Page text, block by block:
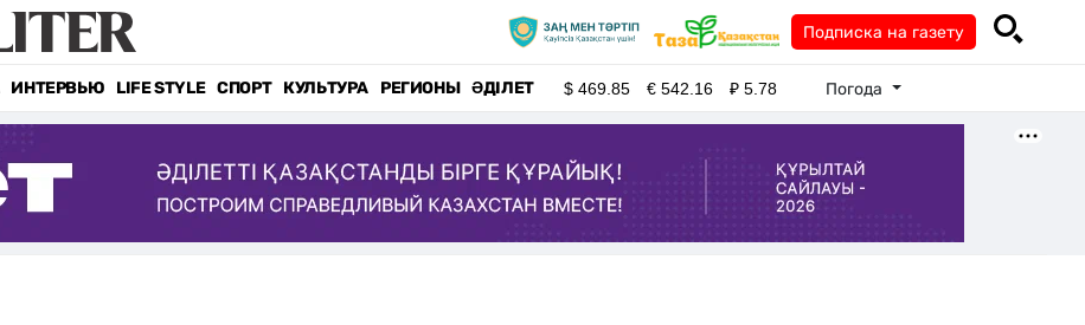
Подписка на газету
ИНТЕРВЬЮ LIFE STYLE СПОРТ КУЛЬТУРА РЕГИОНЫ ӘДІЛЕТ $469.85 €542.16 ₽5.78 Погода